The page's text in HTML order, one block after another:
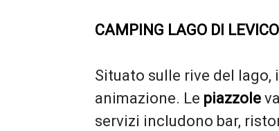
CAMPING LAGO DI LEVICO
Situato sulle rive del lago, il
animazione. Le piazzole
servizi includono bar,